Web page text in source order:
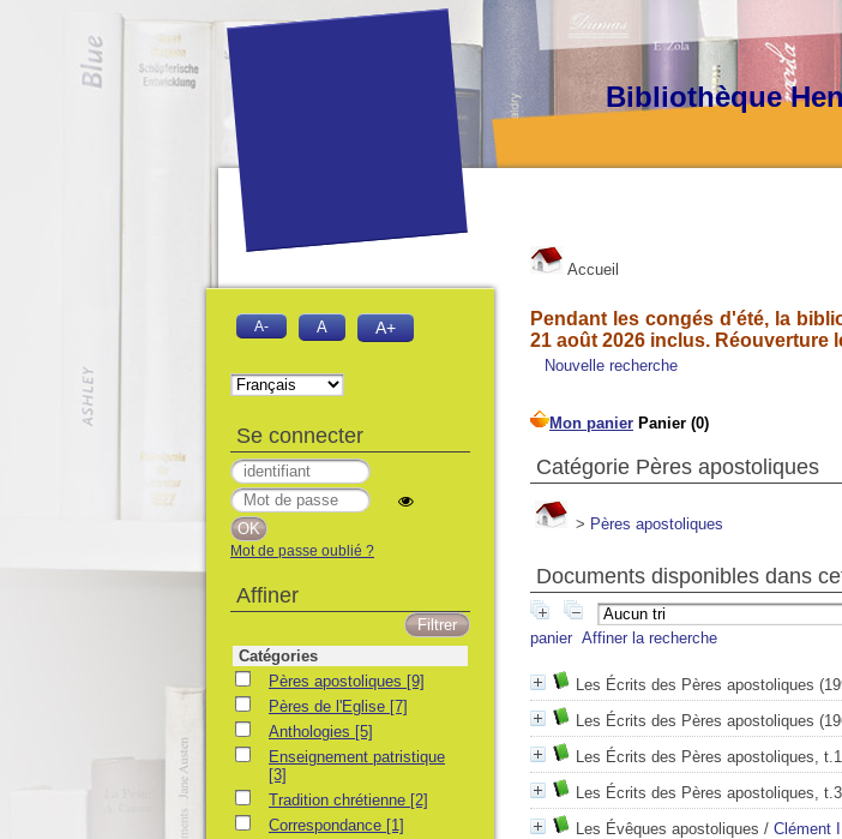
Accueil
Pendant les congés d'été, la
21 août 2026 inclus. Réouverture
Nouvelle recherche
Catégorie Pères apostoliques
> Pères apostoliques
Documents disponibles dans
panier Affiner la recherche
Les Écrits des Pères apostoliques
Les Écrits des Pères apostoliques
Les Écrits des Pères apostoliques,
Les Écrits des Pères apostoliques,
Les Évêques apostoliques / Clément I
Bibliothèque
A- A A+
Se connecter
Mot de passe oublié ?
Affiner
Catégories
Pères apostoliques
Pères apostoliques [9]
Pères de l'Eglise
Pères de l'Eglise [7]
Anthologies
Anthologies [5]
Enseignement patristique
Enseignement patristique
[3]
Tradition chrétienne
Tradition chrétienne [2]
Correspondance
Correspondance [1]